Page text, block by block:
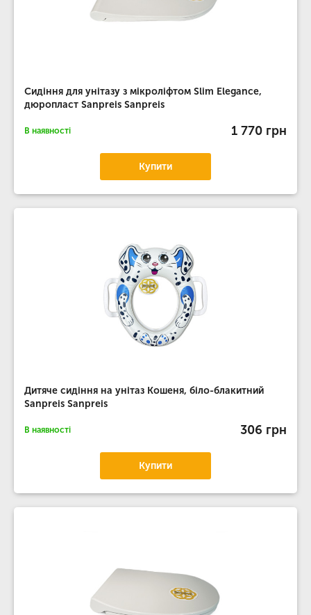
Сидіння для унітазу з мікроліфтом Slim Elegance,
дюропласт Sanpreis Sanpreis
В наявності 1 770 грн
Купити
Дитяче сидіння на унітаз Кошеня, біло-блакитний
Sanpreis Sanpreis
В наявності 306 грн
Купити